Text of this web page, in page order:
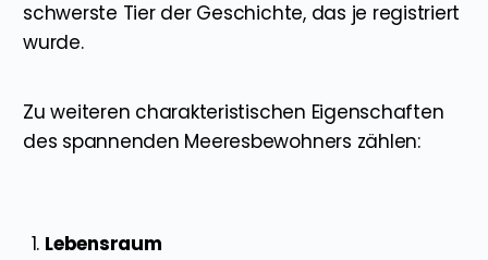
schwerste Tier der Geschichte, das je registriert
wurde.
Zu weiteren charakteristischen Eigenschaften
des spannenden Meeresbewohners zählen:
Lebensraum